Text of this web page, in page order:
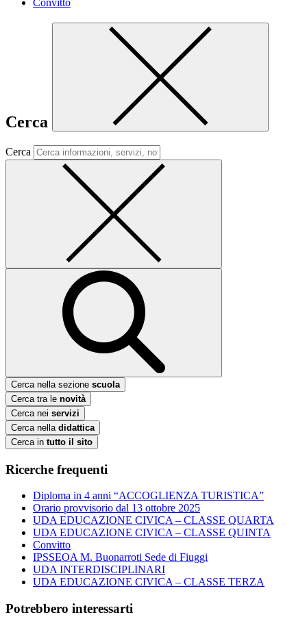
Convitto
Cerca
Cerca
Cerca nella sezione scuola
Cerca tra le novità
Cerca nei servizi
Cerca nella didattica
Cerca in tutto il sito
Ricerche frequenti
Diploma in 4 anni “ACCOGLIENZA TURISTICA”
Orario provvisorio dal 13 ottobre 2025
UDA EDUCAZIONE CIVICA – CLASSE QUARTA
UDA EDUCAZIONE CIVICA – CLASSE QUINTA
Convitto
IPSSEOA M. Buonarroti Sede di Fiuggi
UDA INTERDISCIPLINARI
UDA EDUCAZIONE CIVICA – CLASSE TERZA
Potrebbero interessarti